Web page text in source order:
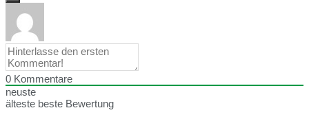
0 Kommentare
neuste
älteste beste Bewertung